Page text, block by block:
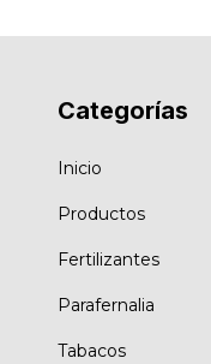
Categorías
Inicio
Productos
Fertilizantes
Parafernalia
Tabacos